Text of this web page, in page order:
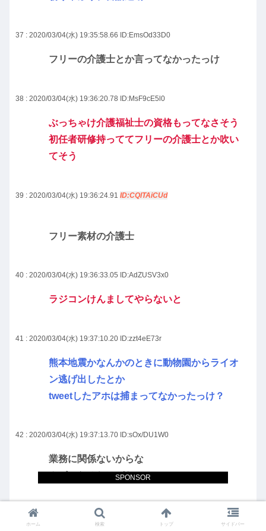
SPONSOR
37 : 2020/03/04(水) 19:35:58.66 ID:EmsOd33D0
フリーの介護士とか言ってなかったっけ
38 : 2020/03/04(水) 19:36:20.78 ID:MsF9cE5l0
ぶっちゃけ介護福祉士の資格もってなさそう
初任者研修持っててフリーの介護士とか吹い
てそう
39 : 2020/03/04(水) 19:36:24.91 ID:CQlTAiCUd
フリー素材の介護士
40 : 2020/03/04(水) 19:36:33.05 ID:AdZUSV3x0
ラジコンけんましてやらないと
41 : 2020/03/04(水) 19:37:10.20 ID:zzt4eE73r
熊本地震かなんかのときに動物園からライオ
ン逃げ出したとか
tweetしたアホは捕まってなかったっけ？
42 : 2020/03/04(水) 19:37:13.70 ID:sOx/DU1W0
業務に関係ないからな
クビになるわけがない
43 : 2020/03/04(水) 19:37:30.29
ホーム 検索 トップ サイドバー